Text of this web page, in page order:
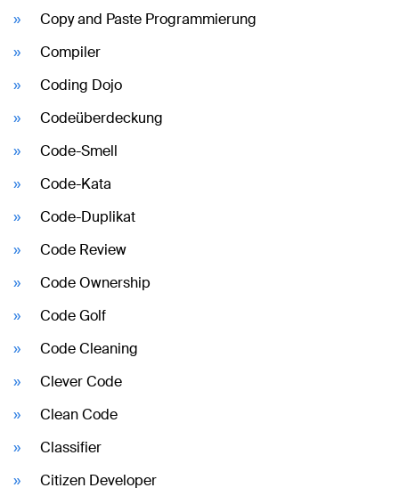
Copy and Paste Programmierung
Compiler
Coding Dojo
Codeüberdeckung
Code-Smell
Code-Kata
Code-Duplikat
Code Review
Code Ownership
Code Golf
Code Cleaning
Clever Code
Clean Code
Classifier
Citizen Developer